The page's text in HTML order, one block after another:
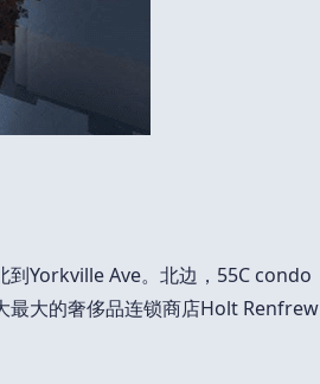
Yorkville Ave。北边，55C condo
最大的奢侈品连锁商店Holt Renfrew